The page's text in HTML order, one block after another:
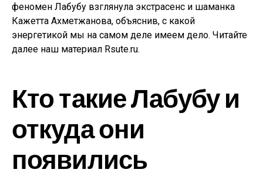
феномен Лабубу взглянула экстрасенс и шаманка
Кажетта Ахметжанова, объяснив, с какой
энергетикой мы на самом деле имеем дело. Читайте
далее наш материал Rsute.ru.
Кто такие Лабубу и
откуда они
появились